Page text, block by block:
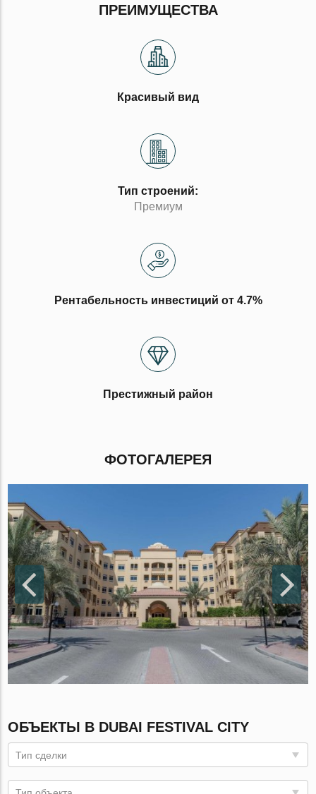
ПРЕИМУЩЕСТВА
Красивый вид
Тип строений:
Премиум
Рентабельность инвестиций от 4.7%
Престижный район
ФОТОГАЛЕРЕЯ
ОБЪЕКТЫ В DUBAI FESTIVAL CITY
Тип сделки